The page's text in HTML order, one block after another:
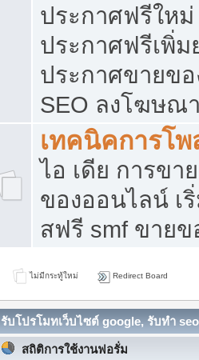
ประกาศฟรีใหม่
ประกาศฟรีเพิ่
ประกาศขายข
SEO ลงโฆษณ
เทคนิคการโ
ไอ เดีย การขา
ของออนไลน์ เ
สฟรี smf ขาย
ไม่มีกระทู้ใหม่ Redirect Board
รับโปรโมทเว็บไซต์ google, รับทำ
สถิติการใช้งานฟอรั่ม